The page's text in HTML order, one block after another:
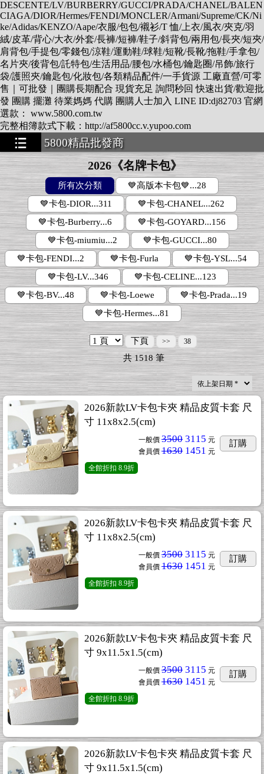
DESCENTE/LV/BURBERRY/GUCCI/PRADA/CHANEL/BALEN
CIAGA/DIOR/Hermes/FENDI/MONCLER/Armani/Supreme/CK/Ni
ke/Adidas/KENZO/Aape/衣服/包包/襯衫/T 恤/上衣/風衣/夾克/羽
絨/皮革/背心/大衣/外套/長褲/短褲/鞋子/斜背包/兩用包/長夾/短夾/
肩背包/手提包/零錢包/涼鞋/運動鞋/球鞋/短靴/長靴/拖鞋/手拿包/
名片夾/後背包/託特包/生活用品/腰包/水桶包/鑰匙圈/吊飾/旅行
袋/護照夾/鑰匙包/化妝包/各類精品配件/一手貨源 工廠直營/可零
售｜可批發｜團購長期配合 現貨充足 詢問秒回 快速出貨/歡迎批
發 團購 擺灘 待業媽媽 代購 團購人士加入 LINE ID:dj82703 官網
選款： www.5800.com.tw
完整相簿款式下載：http://af5800cc.v.yupoo.com
5800精品批發商
2026《名牌卡包》
所有次分類
💙高版本卡包💙...28
💙卡包-DIOR...311
💙卡包-CHANEL...262
💙卡包-Burberry...6
💙卡包-GOYARD...156
💙卡包-miumiu...2
💙卡包-GUCCI...80
💙卡包-FENDI...2
💙卡包-Furla
💙卡包-YSL...54
💙卡包-LV...346
💙卡包-CELINE...123
💙卡包-BV...48
💙卡包-Loewe
💙卡包-Prada...19
💙卡包-Hermes...81
下頁 >> 38
共1518筆
2026新款LV卡包卡夾 精品皮質卡套 尺
寸 11x8x2.5(cm)
一般價 3500 3115 元
會員價 1630 1451 元
訂購
全館折扣 8.9折
2026新款LV卡包卡夾 精品皮質卡套 尺
寸 11x8x2.5(cm)
一般價 3500 3115 元
會員價 1630 1451 元
訂購
全館折扣 8.9折
2026新款LV卡包卡夾 精品皮質卡套 尺
寸 9x11.5x1.5(cm)
一般價 3500 3115 元
會員價 1630 1451 元
訂購
全館折扣 8.9折
2026新款LV卡包卡夾 精品皮質卡套 尺
寸 9x11.5x1.5(cm)